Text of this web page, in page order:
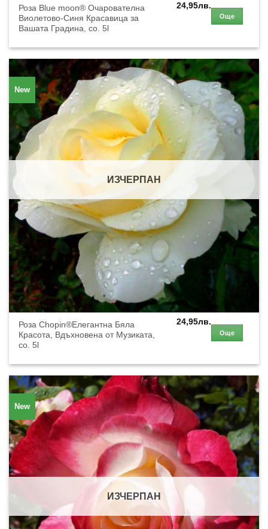
Роза Blue moon® Очарователна
Виолетово-Синя Красавица за
Вашата Градина, co. 5l
24,95лв.
Още
New
ИЗЧЕРПАН
Роза Chopin®Елегантна Бяла
Красота, Вдъхновена от Музиката,
co. 5l
24,95лв.
Още
New
ИЗЧЕРПАН